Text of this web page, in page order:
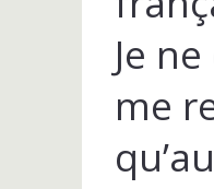
Je
me